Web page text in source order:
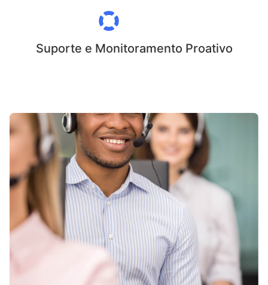
Suporte e Monitoramento Proativo